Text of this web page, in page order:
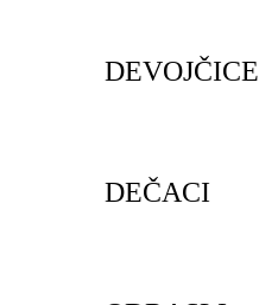
DEVOJČICE
DEČACI